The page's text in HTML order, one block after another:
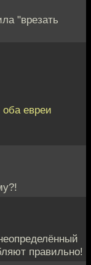
"врезать
евреи
правильно!